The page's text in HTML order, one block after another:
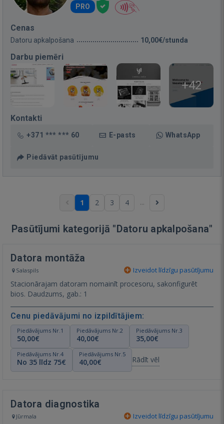
PRO
Cenas
Datoru apkalpošana 10,00€/stunda
Darbu piemēri
+42
Kontakti
+371 *** *** 60 E-pasts WhatsApp
Piedāvāt pasūtījumu
1 2 3 4 ...
Pasūtījumi kategorijā "Datoru apkalpošana"
Datora montāža
Salaspils Izveidot līdzīgu pasūtījumu
Stacionārajam datoram nomainīt procesoru, sakonfigurēt
bios. Daudzums, gab.: 1
Cenu piedāvājumi no izpildītājiem:
Piedāvājums Nr.1
50,00€
Piedāvājums Nr.2
40,00€
Piedāvājums Nr.3
35,00€
Piedāvājums Nr.4
No 35 līdz 75€
Piedāvājums Nr.5
40,00€ Rādīt vēl
Datora diagnostika
Jūrmala Izveidot līdzīgu pasūtījumu